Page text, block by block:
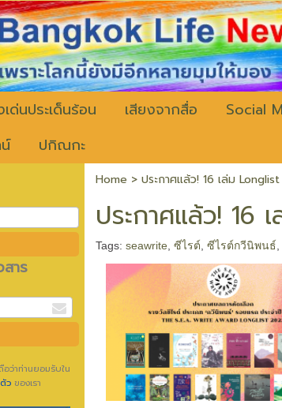
เด่นประเด็นร้อน เสียงจากสื่อ Social
ปกิณกะ
าร
อว่าท่านยอมรับใน
ว ของเรา
Home > ประกาศแล้ว! 16 เล่ม
ประกาศแล้ว! 16
Tags:seawrite ,ซีไรต์ ,ซีไรต์กวีนิพนธ์